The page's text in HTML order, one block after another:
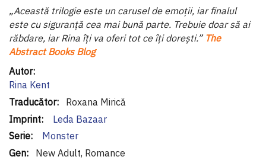
„Această trilogie este un carusel de emoții, iar finalul
este cu siguranță cea mai bună parte. Trebuie doar să ai
răbdare, iar Rina îți va oferi tot ce îți dorești.” The
Abstract Books Blog
Informaţii
suplimentare
Rina Kent
Roxana Mirică
Leda Bazaar
Monster
New Adult, Romance